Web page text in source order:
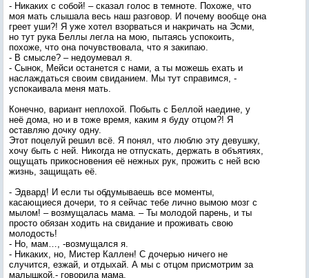
- Никаких с собой! – сказал голос в темноте. Похоже, что
моя мать слышала весь наш разговор. И почему вообще она
греет уши?! Я уже хотел взорваться и накричать на Эсми,
но тут рука Беллы легла на мою, пытаясь успокоить,
похоже, что она почувствовала, что я закипаю.
- В смысле? – недоумевал я.
- Сынок, Мейси останется с нами, а ты можешь ехать и
наслаждаться своим свиданием. Мы тут справимся, -
успокаивала меня мать.
Конечно, вариант неплохой. Побыть с Беллой наедине, у
неё дома, но и в тоже время, каким я буду отцом?! Я
оставляю дочку одну.
Этот поцелуй решил всё. Я понял, что люблю эту девушку,
хочу быть с ней. Никогда не отпускать, держать в объятиях,
ощущать прикосновения её нежных рук, прожить с ней всю
жизнь, защищать её.
- Эдвард! И если ты обдумываешь все моменты,
касающиеся дочери, то я сейчас тебе лично вымою мозг с
мылом! – возмущалась мама. – Ты молодой парень, и ты
просто обязан ходить на свидание и проживать свою
молодость!
- Но, мам…, -возмущался я.
- Никаких, но, Мистер Каллен! С дочерью ничего не
случится, езжай, и отдыхай. А мы с отцом присмотрим за
малышкой,- говорила мама.